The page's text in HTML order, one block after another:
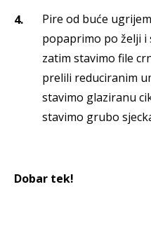
Pire od buće
popaprimo po želji
zatim stavimo file
prelili reduciranim
stavimo glaziranu
stavimo grubo
Dobar tek!